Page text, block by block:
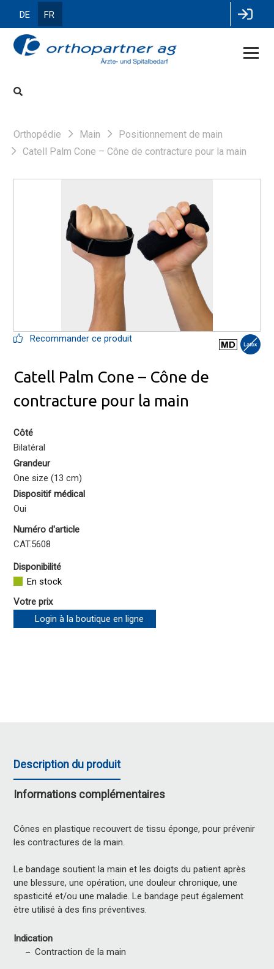
DE FR
Orthopédie Main
Positionnement de main
Catell Palm Cone – Cône de contracture pour la main
Recommander ce produit
Catell Palm Cone – Cône de
contracture pour la main
Côté
Bilatéral
Grandeur
One size (13 cm)
Dispositif médical
Oui
Numéro d'article
CAT.5608
Disponibilité
En stock
Votre prix
Login à la boutique en ligne
Description du produit
Informations complémentaires
Cônes en plastique recouvert de tissu éponge, pour prévenir
les contractures de la main.
Le bandage soutient la main et les doigts du patient après
une blessure, une opération, une douleur chronique, une
spasticité et/ou une maladie. Le bandage peut également
être utilisé à des fins préventives.
Indication
Contraction de la main